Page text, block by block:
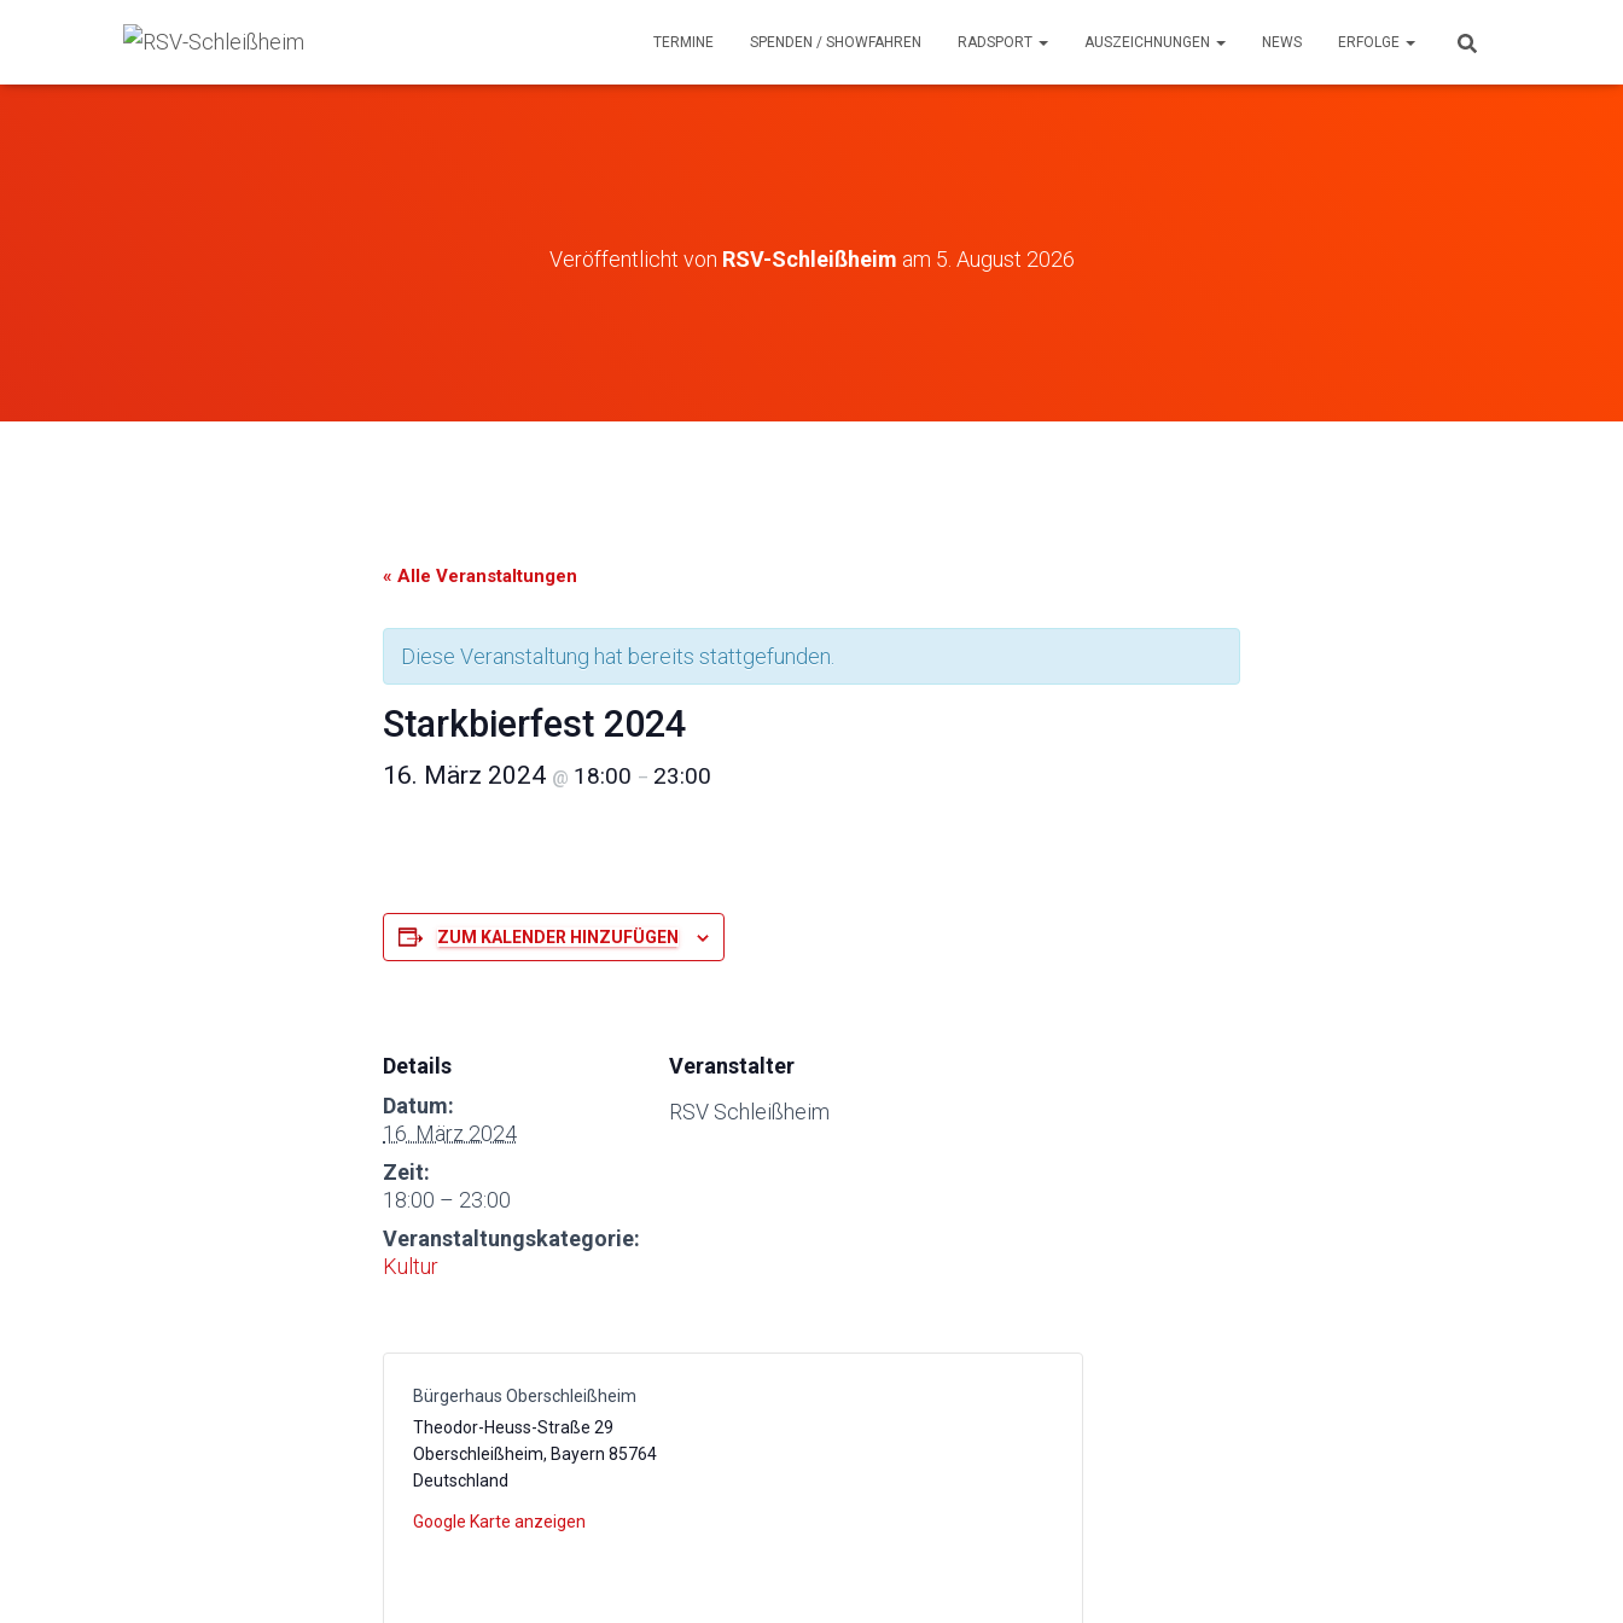
TERMINE SPENDEN / SHOWFAHREN RADSPORT AUSZEICHNUNGEN NEWS ERFOLGE
Veröffentlicht von RSV-Schleißheim am 5. August 2026
« Alle Veranstaltungen
Diese Veranstaltung hat bereits stattgefunden.
Starkbierfest 2024
16. März 2024 @ 18:00 – 23:00
ZUM KALENDER HINZUFÜGEN
Details
Datum:
16. März 2024
Zeit:
18:00 – 23:00
Veranstaltungskategorie:
Kultur
Veranstalter
RSV Schleißheim
Bürgerhaus Oberschleißheim
Theodor-Heuss-Straße 29
Oberschleißheim, Bayern 85764
Deutschland
Google Karte anzeigen